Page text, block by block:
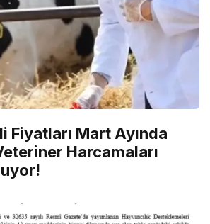
Fiyatları Mart Ayında
Harcamaları